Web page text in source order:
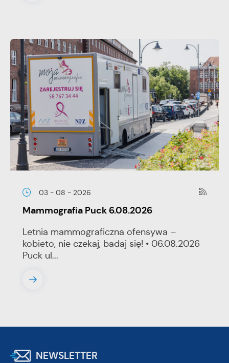
03 - 08 - 2026
Mammografia Puck 6.08.2026
Letnia mammograficzna ofensywa –
kobieto, nie czekaj, badaj się! • 06.08.2026
Puck ul...
NEWSLETTER